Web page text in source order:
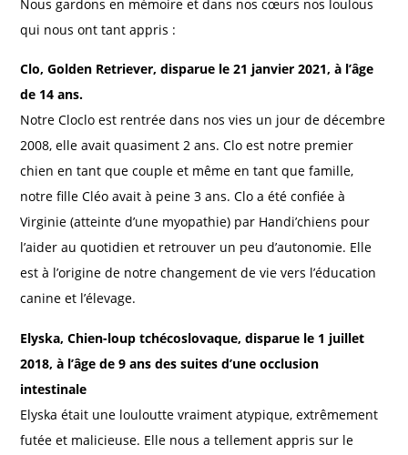
Nous gardons en mémoire et dans nos cœurs nos loulous
qui nous ont tant appris :
Clo, Golden Retriever, disparue le 21 janvier 2021, à l’âge
de 14 ans.
Notre Cloclo est rentrée dans nos vies un jour de décembre
2008, elle avait quasiment 2 ans. Clo est notre premier
chien en tant que couple et même en tant que famille,
notre fille Cléo avait à peine 3 ans. Clo a été confiée à
Virginie (atteinte d’une myopathie) par Handi’chiens pour
l’aider au quotidien et retrouver un peu d’autonomie. Elle
est à l’origine de notre changement de vie vers l’éducation
canine et l’élevage.
Elyska, Chien-loup tchécoslovaque, disparue le 1 juillet
2018, à l’âge de 9 ans des suites d’une occlusion
intestinale
Elyska était une louloutte vraiment atypique, extrêmement
futée et malicieuse. Elle nous a tellement appris sur le